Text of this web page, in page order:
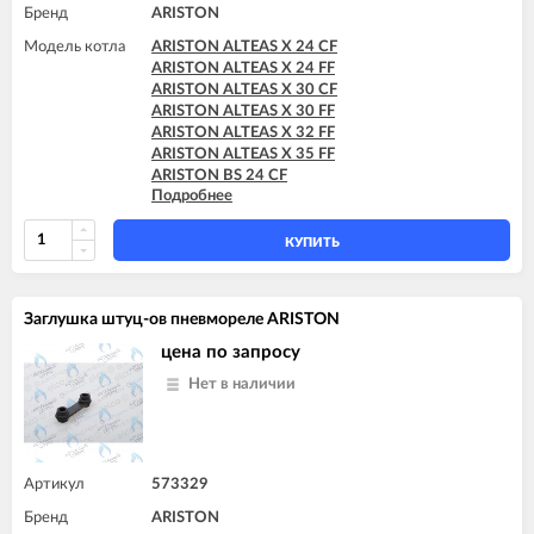
Бренд ARISTON
Модель котла
ARISTON ALTEAS X 24 CF
ARISTON ALTEAS X 24 FF
ARISTON ALTEAS X 30 CF
ARISTON ALTEAS X 30 FF
ARISTON ALTEAS X 32 FF
ARISTON ALTEAS X 35 FF
ARISTON BS 24 CF
ARISTON BS 24 FF
ARISTON BS II 15 FF
ARISTON BS II 24 CF
ARISTON BS II 24 CF-EU
ARISTON CARES X 15 FF
ARISTON CARES X 18 FF
ARISTON CARES X 24 FF
ARISTON CLAS 24 FF
ARISTON CLAS B 24 CF
Подробнее
КУПИТЬ
Заглушка штуц-ов пневмореле ARISTON
цена по запросу
Нет в наличии
Артикул 573329
Бренд ARISTON